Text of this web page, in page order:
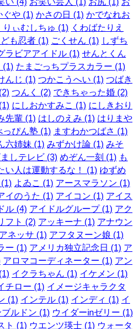
ぐや (1) かさの日 (1) かでなれお
りぃむしちゅ (1) くわばたりえ
も忍者 (1) ごくせん (1) しずち
ラビアアイドル (1) せんとくん
(1) たまごっちプラスカラー (1)
んじ (1) つかこうへい (1) つばき
つんく (2) できちゃった婚 (2)
にしおかすみこ (1) にしきおり
先輩 (1) はしのえみ (1) はりまや
っぴん塾 (1) ますわかつばさ (1)
六姉妹 (1) みずかけ論 (1) みそ
しテレビ (3) めぞん一刻 (1) も
い人は運動するな！ (1) ゆずめ
よゐこ (1) アースマラソン (1)
イのうた (1) アイコン (1) アイス
ル (4) アイドルグループ (1) アク
フト (2) アッキーナ (1) アナウン
アネッサ (1) アフタヌーン娘 (1)
ー (1) アメリカ独立記念日 (1) ア
アロマコーディネーター (1) アン
イクラちゃん (1) イケメン (1)
チロー (1) イメージキャラクタ
(1) インテル (1) インディ (1) イ
ルドン (1) ウイダーinゼリー (1)
ト (1) ウエンツ瑛士 (1) ウォータ